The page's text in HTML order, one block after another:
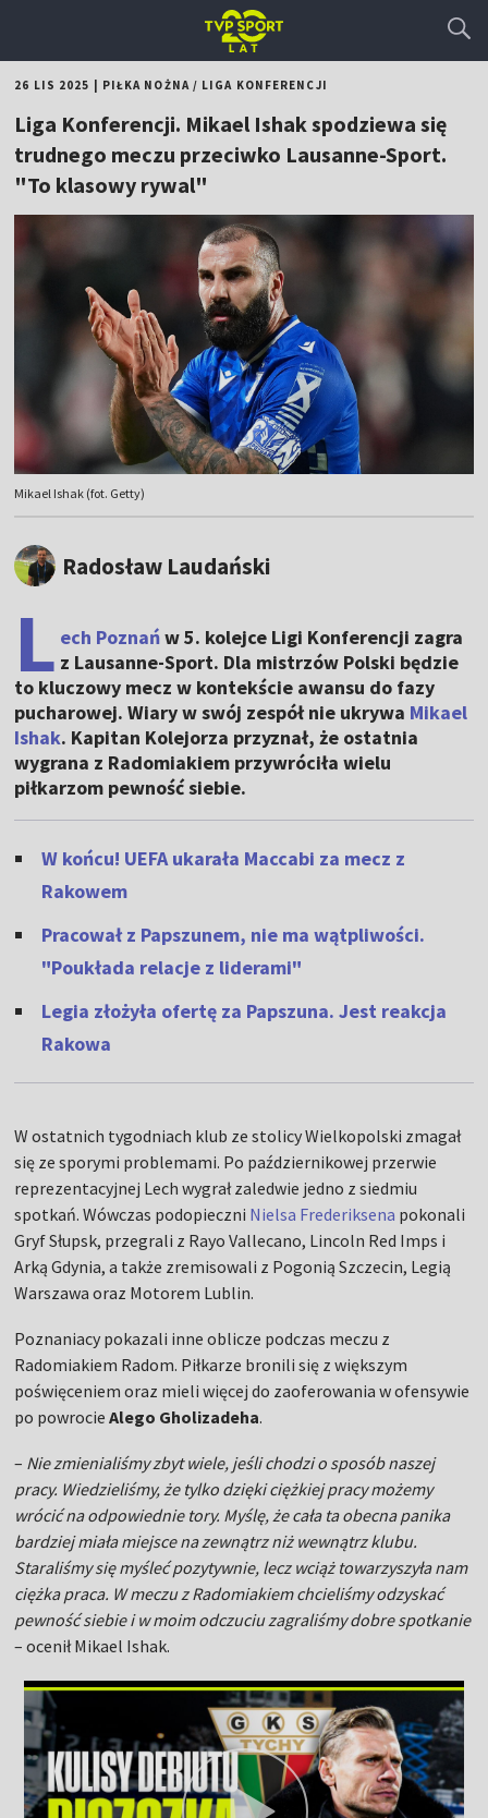
26 LIS 2025 PIŁKA NOŻNA/ LIGA KONFERENCJI
Liga Konferencji. Mikael Ishak spodziewa się
trudnego meczu przeciwko Lausanne-Sport.
"To klasowy rywal"
Mikael Ishak (fot. Getty)
Radosław Laudański
L ech Poznańw 5. kolejce Ligi Konferencji zagra
z Lausanne-Sport. Dla mistrzów Polski będzie
to kluczowy mecz w kontekście awansu do fazy
pucharowej. Wiary w swój zespół nie ukrywa Mikael
Ishak. Kapitan Kolejorza przyznał, że ostatnia
wygrana z Radomiakiem przywróciła wielu
piłkarzom pewność siebie.
W końcu! UEFA ukarała Maccabi za mecz z
Rakowem
Pracował z Papszunem, nie ma wątpliwości.
"Poukłada relacje z liderami"
Legia złożyła ofertę za Papszuna. Jest reakcja
Rakowa
W ostatnich tygodniach klub ze stolicy Wielkopolski zmagał
się ze sporymi problemami. Po październikowej przerwie
reprezentacyjnej Lech wygrał zaledwie jedno z siedmiu
spotkań. Wówczas podopieczni Nielsa Frederiksena pokonali
Gryf Słupsk, przegrali z Rayo Vallecano, Lincoln Red Imps i
Arką Gdynia, a także zremisowali z Pogonią Szczecin, Legią
Warszawa oraz Motorem Lublin.
Poznaniacy pokazali inne oblicze podczas meczu z
Radomiakiem Radom. Piłkarze bronili się z większym
poświęceniem oraz mieli więcej do zaoferowania w ofensywie
po powrocieAlego Gholizadeha.
– Nie zmienialiśmy zbyt wiele, jeśli chodzi o sposób naszej
pracy. Wiedzieliśmy, że tylko dzięki ciężkiej pracy możemy
wrócić na odpowiednie tory. Myślę, że cała ta obecna panika
bardziej miała miejsce na zewnątrz niż wewnątrz klubu.
Staraliśmy się myśleć pozytywnie, lecz wciąż towarzyszyła nam
ciężka praca. W meczu z Radomiakiem chcieliśmy odzyskać
pewność siebie i w moim odczuciu zagraliśmy dobre spotkanie
– ocenił Mikael Ishak.